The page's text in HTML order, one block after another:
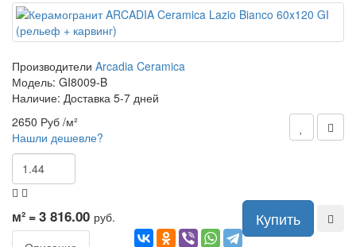
Производители Arcadia Ceramica
Модель: GI8009-B
Наличие: Доставка 5-7 дней
2650 Руб /м²
Нашли дешевле?
м² =3 816.00 руб. Купить